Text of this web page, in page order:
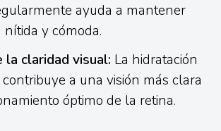
ayuda a mantener
nítida y cómoda.
la claridad visual: La hidratación
a una visión más clara
óptimo de la retina.